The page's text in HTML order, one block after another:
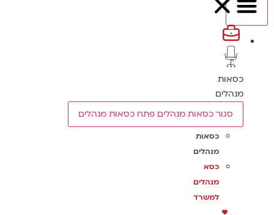
כסאות
מנהלים
סגור כסאות מנהלים פתח כסאות מנהלים
כסאות
מנהלים
כסא
מנהלים
למשרד